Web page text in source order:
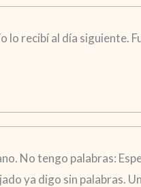
lo recibí al día siguiente.
No tengo palabras:
ya digo sin